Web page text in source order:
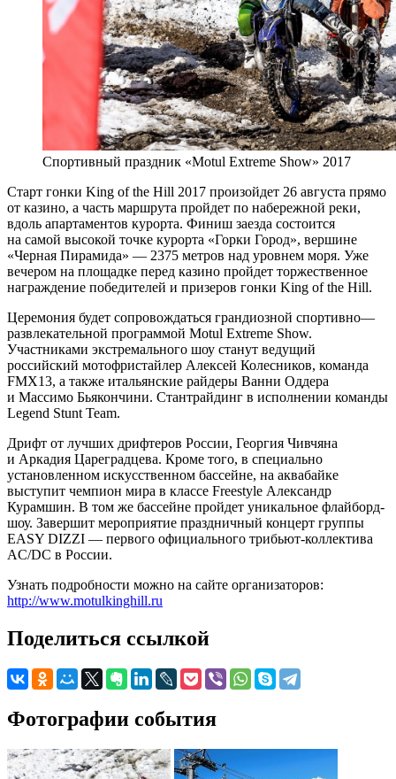
Спортивный праздник «Motul Extreme Show» 2017
Старт гонки King of the Hill 2017 произойдет 26 августа прямо
от казино, а часть маршрута пройдет по набережной реки,
вдоль апартаментов курорта. Финиш заезда состоится
на самой высокой точке курорта «Горки Город», вершине
«Черная Пирамида» — 2375 метров над уровнем моря. Уже
вечером на площадке перед казино пройдет торжественное
награждение победителей и призеров гонки King of the Hill.
Церемония будет сопровождаться грандиозной спортивно—
развлекательной программой Motul Extreme Show.
Участниками экстремального шоу станут ведущий
российский мотофристайлер Алексей Колесников, команда
FMX13, а также итальянские райдеры Ванни Оддера
и Массимо Бьякончини. Стантрайдинг в исполнении команды
Legend Stunt Team.
Дрифт от лучших дрифтеров России, Георгия Чивчяна
и Аркадия Цареградцева. Кроме того, в специально
установленном искусственном бассейне, на аквабайке
выступит чемпион мира в классе Freestyle Александр
Курамшин. В том же бассейне пройдет уникальное флайборд-
шоу. Завершит мероприятие праздничный концерт группы
EASY DIZZI — первого официального трибьют-коллектива
AC/DC в России.
Узнать подробности можно на сайте организаторов:
http://www.motulkinghill.ru
Поделиться ссылкой
Фотографии события